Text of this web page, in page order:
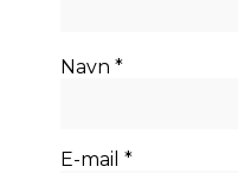
Navn*
E-mail*